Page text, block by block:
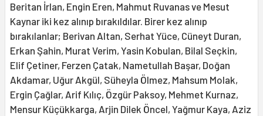
Beritan İrlan, Engin Eren, Mahmut Ruvanas ve Mesut
Kaynar iki kez alınıp bırakıldılar. Birer kez alınıp
bırakılanlar; Berivan Altan, Serhat Yüce, Cüneyt Duran,
Erkan Şahin, Murat Verim, Yasin Kobulan, Bilal Seçkin,
Elif Çetiner, Ferzen Çatak, Nametullah Başar, Doğan
Akdamar, Uğur Akgül, Süheyla Ölmez, Mahsum Molak,
Ergin Çağlar, Arif Kılıç, Özgür Paksoy, Mehmet Kurnaz,
Mensur Küçükkarga, Arjin Dilek Öncel, Yağmur Kaya, Aziz